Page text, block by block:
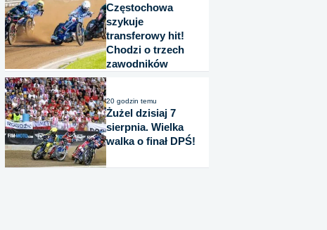
Częstochowa
szykuje
transferowy hit!
Chodzi o trzech
zawodników
20 godzin temu
Żużel dzisiaj 7
sierpnia. Wielka
walka o finał DPŚ!